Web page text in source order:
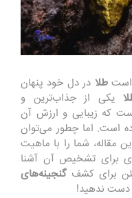
استطلا در دل خود پنهان
یکی از جذاب‌ترین و
که زیبایی و ارزش آن
است. اما چطور می‌توان
مقاله، شما را با ماهیت
برای تشخیص آن آشنا
برای کشف گنجینه‌های
دست ندهید!